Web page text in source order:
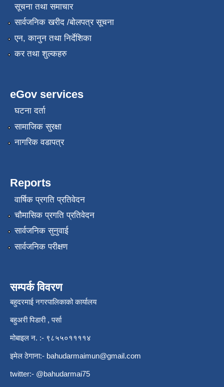
सूचना तथा समाचार
सार्वजनिक खरीद /बोलपत्र सूचना
एन, कानुन तथा निर्देशिका
कर तथा शुल्कहरु
eGov services
घटना दर्ता
सामाजिक सुरक्षा
नागरिक वडापत्र
Reports
वार्षिक प्रगति प्रतिवेदन
चौमासिक प्रगति प्रतिवेदन
सार्वजनिक सुनुवाई
सार्वजनिक परीक्षण
सम्पर्क विवरण
बहुदरमाई नगरपालिकाको कार्यालय
बहुअरी पिडारी , पर्सा
मोबाइल न. :- ९८५५०११११४
इमेल ठेगाना:- bahudarmaimun@gmail.com
twitter:- @bahudarmai75